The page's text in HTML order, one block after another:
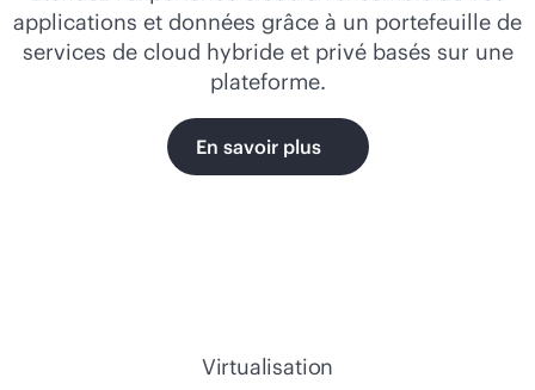
applications et données grâce à un portefeuille de
services de cloud hybride et privé basés sur une
plateforme.
En savoir plus
Virtualisation